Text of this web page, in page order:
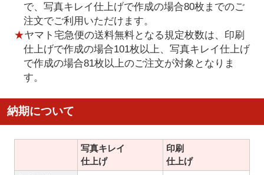
で、写真キレイ仕上げで作成の場合80枚までのご
注文でご利用いただけます。
★ヤマト宅急便の送料無料となる規定枚数は、印刷
仕上げで作成の場合101枚以上、写真キレイ仕上げ
で作成の場合81枚以上のご注文が対象となりま
す。
納期について
写真キレイ
仕上げ
印刷
仕上げ